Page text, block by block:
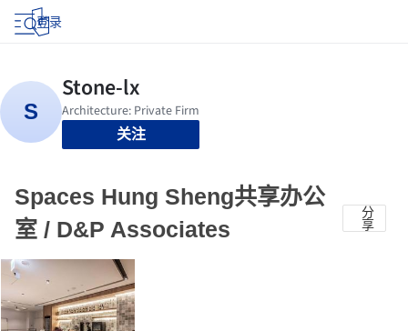
登录
关注
Spaces Hung Sheng共享办公
室 / D&P Associates
分
享